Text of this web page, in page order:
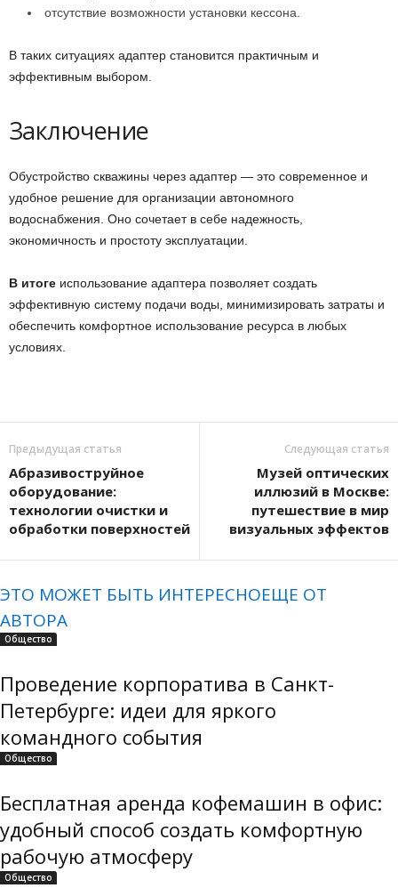
отсутствие возможности установки кессона.
В таких ситуациях адаптер становится практичным и
эффективным выбором.
Заключение
Обустройство скважины через адаптер — это современное и
удобное решение для организации автономного
водоснабжения. Оно сочетает в себе надежность,
экономичность и простоту эксплуатации.
В итоге использование адаптера позволяет создать
эффективную систему подачи воды, минимизировать затраты и
обеспечить комфортное использование ресурса в любых
условиях.
Предыдущая статья
Абразивоструйное
оборудование:
технологии очистки и
обработки поверхностей
Следующая статья
Музей оптических
иллюзий в Москве:
путешествие в мир
визуальных эффектов
ЭТО МОЖЕТ БЫТЬ ИНТЕРЕСНОЕЩЕ ОТ
АВТОРА
Общество
Проведение корпоратива в Санкт-
Петербурге: идеи для яркого
командного события
Общество
Бесплатная аренда кофемашин в офис:
удобный способ создать комфортную
рабочую атмосферу
Общество